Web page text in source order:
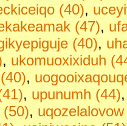
(40),
(47),
(40),
, ukomuoxixiduh
,
, upunumh (44)
(50),